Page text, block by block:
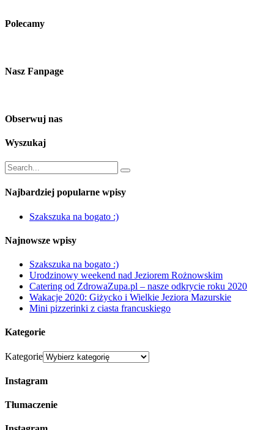
Polecamy
Nasz Fanpage
Obserwuj nas
Wyszukaj
Najbardziej popularne wpisy
Szakszuka na bogato :)
Najnowsze wpisy
Szakszuka na bogato :)
Urodzinowy weekend nad Jeziorem Rożnowskim
Catering od ZdrowaZupa.pl – nasze odkrycie roku 2020
Wakacje 2020: Giżycko i Wielkie Jeziora Mazurskie
Mini pizzerinki z ciasta francuskiego
Kategorie
Kategorie
Instagram
Tłumaczenie